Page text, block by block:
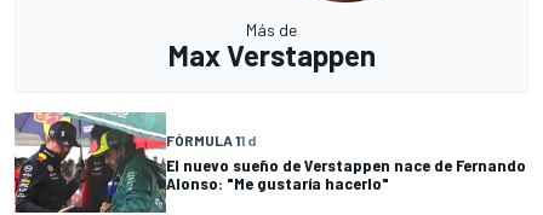
Más de
Max Verstappen
FÓRMULA 11 d
El nuevo sueño de Verstappen nace de Fernando
Alonso: "Me gustaría hacerlo"